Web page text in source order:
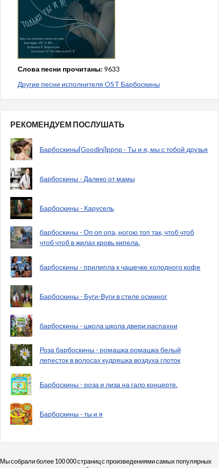
Слова песни прочитаны: 9633
Другие песни исполнителя OST Барбоскины
РЕКОМЕНДУЕМ ПОСЛУШАТЬ
Барбоскины[Goodini]ррпр - Ты и я, мы с тобой друзья
барбоскины - Далеко от мамы
Барбоскины - Карусель
барбоскины - Оп оп опа, ногою топ так, чтоб чтоб
чтоб чтоб в жилах кровь кипела.
барбоскины - прилипла к чашечке холодного кофе
Барбоскины - Буги-Вуги в стиле осминог
барбоскины - школа школа двери распахни
Роза барбоскины - ромашка ромашка белый
лепесток в волосах кудряшка воздуха глоток
Барбоскины - роза и лиза на гало концерте.
Барбоскины - ты и я
Мы собрали более 100 000 страниц с произведениями самых популярных